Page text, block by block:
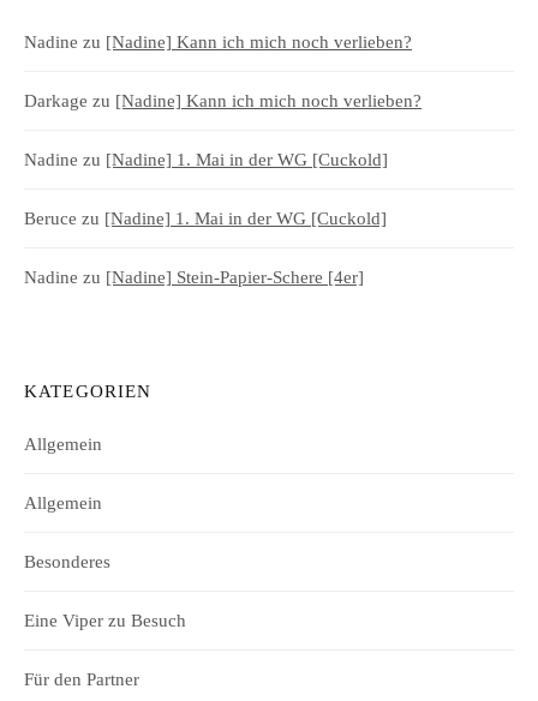
Nadine zu [Nadine] Kann ich mich noch verlieben?
Darkage zu [Nadine] Kann ich mich noch verlieben?
Nadine zu [Nadine] 1. Mai in der WG [Cuckold]
Beruce zu [Nadine] 1. Mai in der WG [Cuckold]
Nadine zu [Nadine] Stein-Papier-Schere [4er]
KATEGORIEN
Allgemein
Allgemein
Besonderes
Eine Viper zu Besuch
Für den Partner